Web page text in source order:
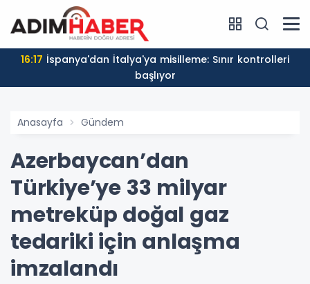
16:17
başlıyor
Anasayfa Gündem
Azerbaycan’dan
Türkiye’ye 33 milyar
metreküp doğal gaz
tedariki için anlaşma
imzalandı